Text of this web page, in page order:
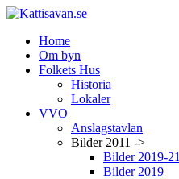
Home
Om byn
Folkets Hus
Historia
Lokaler
VVO
Anslagstavlan
Bilder 2011 ->
Bilder 2019-21
Bilder 2019